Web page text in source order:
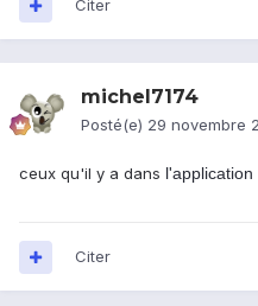
Citer
michel7174
Posté(e) 29 novembre
ceux qu'il y a dans
Citer